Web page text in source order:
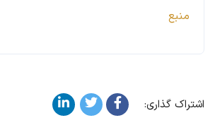
منبع
اشتراک گذاری: